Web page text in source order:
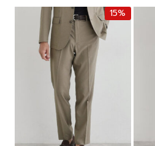
฿5,000.00.฿3,500.00.
15%